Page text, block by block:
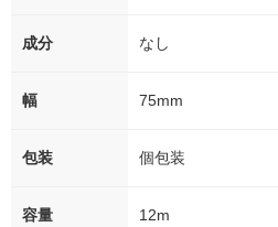
成分 なし
幅 75mm
包装 個包装
容量 12m